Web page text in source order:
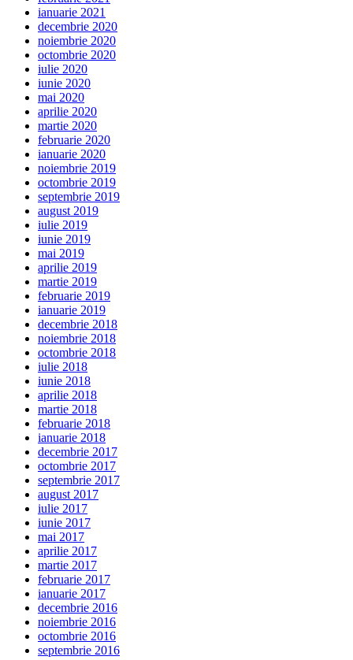
ianuarie 2021
decembrie 2020
noiembrie 2020
octombrie 2020
iulie 2020
iunie 2020
mai 2020
aprilie 2020
martie 2020
februarie 2020
ianuarie 2020
noiembrie 2019
octombrie 2019
septembrie 2019
august 2019
iulie 2019
iunie 2019
mai 2019
aprilie 2019
martie 2019
februarie 2019
ianuarie 2019
decembrie 2018
noiembrie 2018
octombrie 2018
iulie 2018
iunie 2018
aprilie 2018
martie 2018
februarie 2018
ianuarie 2018
decembrie 2017
octombrie 2017
septembrie 2017
august 2017
iulie 2017
iunie 2017
mai 2017
aprilie 2017
martie 2017
februarie 2017
ianuarie 2017
decembrie 2016
noiembrie 2016
octombrie 2016
septembrie 2016